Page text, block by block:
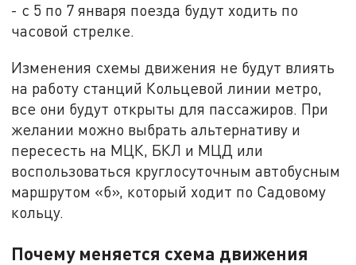
- с 5 по 7 января поезда будут ходить по
часовой стрелке.
Изменения схемы движения не будут влиять
на работу станций Кольцевой линии метро,
все они будут открыты для пассажиров. При
желании можно выбрать альтернативу и
пересесть на МЦК, БКЛ и МЦД или
воспользоваться круглосуточным автобусным
маршрутом «б», который ходит по Садовому
кольцу.
Почему меняется схема движения